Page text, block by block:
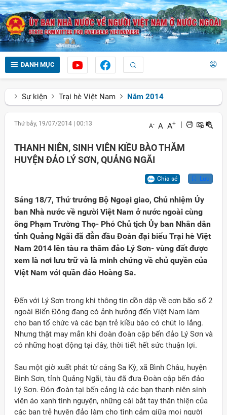
DANH MỤC
Sự kiện Trại hè Việt Nam Năm 2014
Thứ bảy, 19/07/2014 00:13 A- A A+ |
THANH NIÊN, SINH VIÊN KIỀU BÀO THĂM
HUYỆN ĐẢO LÝ SƠN, QUẢNG NGÃI
Chia sẻ Lưu
Sáng 18/7, Thứ trưởng Bộ Ngoại giao, Chủ nhiệm Ủy
ban Nhà nước về người Việt Nam ở nước ngoài cùng
ông Phạm Trường Thọ- Phó Chủ tịch Ủy ban Nhân dân
tỉnh Quảng Ngãi đã đẫn đầu Đoàn đại biểu Trại hè Việt
Nam 2014 lên tàu ra thăm đảo Lý Sơn- vùng đất được
xem là nơi lưu trữ và là minh chứng về chủ quyền của
Việt Nam với quần đảo Hoàng Sa.
Đến với Lý Sơn trong khi thông tin dồn dập về cơn bão số 2
ngoài Biển Đông đang có ảnh hưởng đến Việt Nam làm
cho ban tổ chức và các bạn trẻ kiều bào có chút lo lắng.
Nhưng thật may mắn khi đoàn đoàn cập bến đảo Lý Sơn và
có những hoạt động tại đây, thời tiết hết sức thuận lợi.
Sau một giờ xuất phát từ cảng Sa Kỳ, xã Bình Châu, huyện
Bình Sơn, tỉnh Quảng Ngãi, tàu đã đưa Đoàn cập bến đảo
Lý Sơn. Đón đoàn tại bến cảng là các bạn thanh niên sinh
viên áo xanh tình nguyện, những cái bắt tay thân thiện của
các bạn trẻ huyện đảo làm cho tình cảm giữa mọi người